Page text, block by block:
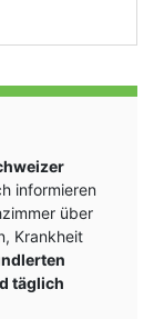
informieren
über
Krankheit
täglich